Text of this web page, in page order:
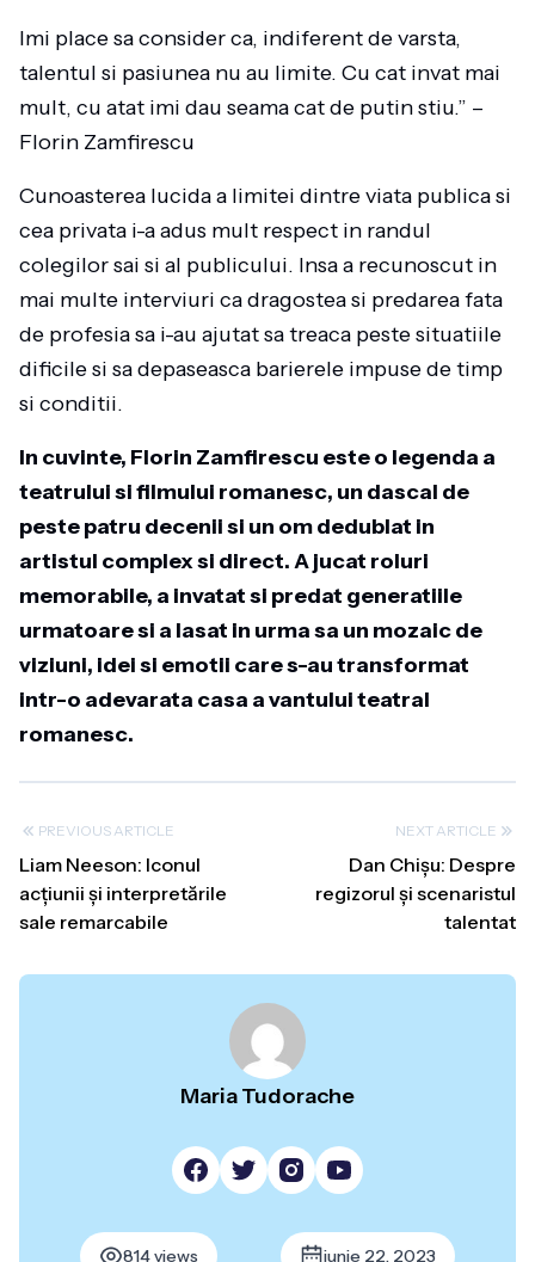
Imi place sa consider ca, indiferent de varsta,
talentul si pasiunea nu au limite. Cu cat invat mai
mult, cu atat imi dau seama cat de putin stiu.” –
Florin Zamfirescu
Cunoasterea lucida a limitei dintre viata publica si
cea privata i-a adus mult respect in randul
colegilor sai si al publicului. Insa a recunoscut in
mai multe interviuri ca dragostea si predarea fata
de profesia sa i-au ajutat sa treaca peste situatiile
dificile si sa depaseasca barierele impuse de timp
si conditii.
In cuvinte, Florin Zamfirescu este o legenda a
teatrului si filmului romanesc, un dascal de
peste patru decenii si un om dedublat in
artistul complex si direct. A jucat roluri
memorabile, a invatat si predat generatiile
urmatoare si a lasat in urma sa un mozaic de
viziuni, idei si emotii care s-au transformat
intr-o adevarata casa a vantului teatral
romanesc.
PREVIOUS ARTICLE
Liam Neeson: Iconul
acțiunii și interpretările
sale remarcabile
NEXT ARTICLE
Dan Chișu: Despre
regizorul și scenaristul
talentat
Maria Tudorache
814 views iunie 22, 2023